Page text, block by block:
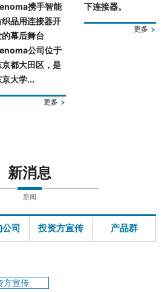
携手智能
织品用连接器开
的幕后舞台
公司位于
京都大田区，是
京大学...
更多
下连接器。
更多
新消息
新闻
司 投资方宣传 产品群
方宣传